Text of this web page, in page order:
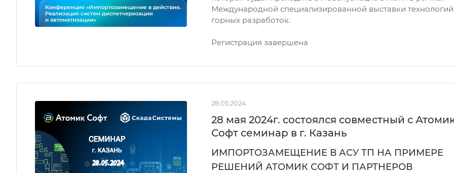
Международной специализированной выставки
горных разработок.
Регистрация завершена
28.05.2024
28 мая 2024г. состоялся совместный с
Софт семинар в г. Казань
ИМПОРТОЗАМЕЩЕНИЕ В АСУ ТП НА ПРИМЕРЕ
РЕШЕНИЙ АТОМИК СОФТ И ПАРТНЕРОВ